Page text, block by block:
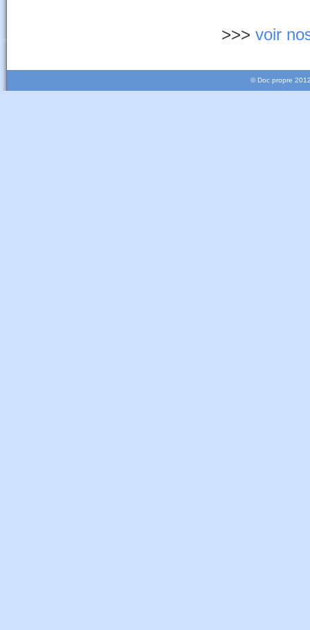
>>> voir
© Doc propre